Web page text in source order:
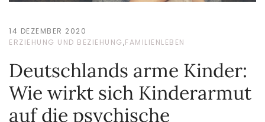
14 DEZEMBER 2020
ERZIEHUNG UND BEZIEHUNG,FAMILIENLEBEN
Deutschlands arme Kinder:
Wie wirkt sich Kinderarmut
auf die psychische